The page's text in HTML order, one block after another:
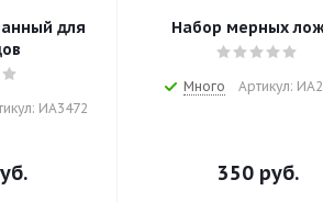
для
ИА3472
Набор мерных
Много Артикул:
350руб.